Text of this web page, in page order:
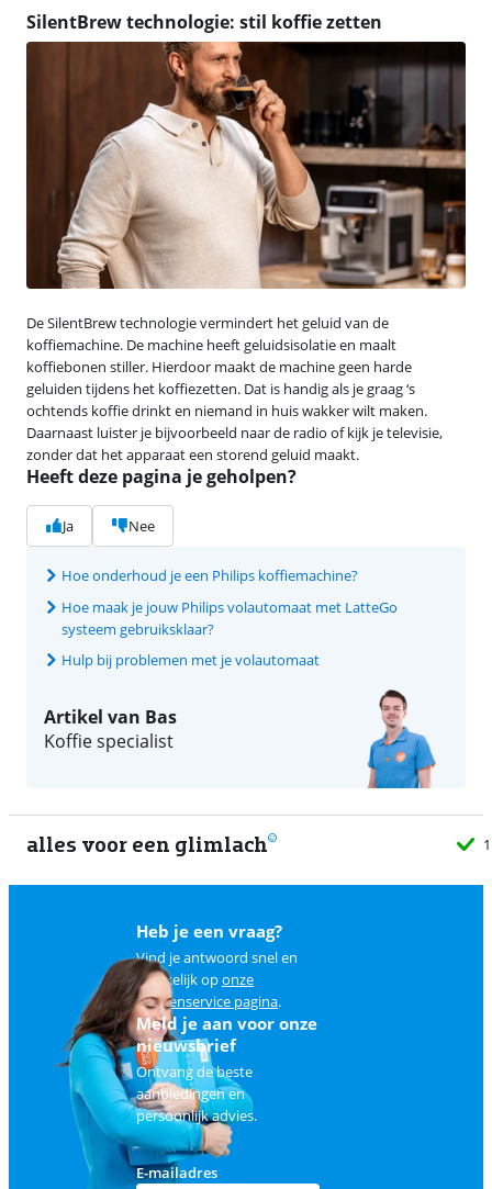
SilentBrew technologie: stil koffie zetten
De SilentBrew technologie vermindert het geluid van de
koffiemachine. De machine heeft geluidsisolatie en maalt
koffiebonen stiller. Hierdoor maakt de machine geen harde
geluiden tijdens het koffiezetten. Dat is handig als je graag ‘s
ochtends koffie drinkt en niemand in huis wakker wilt maken.
Daarnaast luister je bijvoorbeeld naar de radio of kijk je televisie,
zonder dat het apparaat een storend geluid maakt.
Heeft deze pagina je geholpen?
Ja Nee
Hoe onderhoud je een Philips koffiemachine?
Hoe maak je jouw Philips volautomaat met LatteGo
systeem gebruiksklaar?
Hulp bij problemen met je volautomaat
Artikel van Bas
Koffie specialist
alles voor een glimlach
Heb je een vraag?
Vind je antwoord snel en
makkelijk oponze
klantenservice pagina.
Meld je aan voor onze
nieuwsbrief
Ontvang de beste
aanbiedingen en
persoonlijk advies.
E-mailadres